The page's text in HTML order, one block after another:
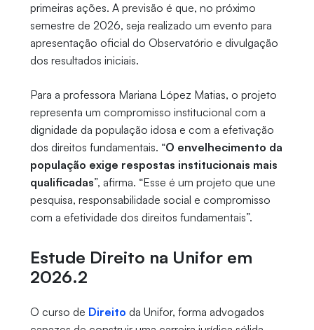
primeiras ações. A previsão é que, no próximo
semestre de 2026, seja realizado um evento para
apresentação oficial do Observatório e divulgação
dos resultados iniciais.
Para a professora Mariana López Matias, o projeto
representa um compromisso institucional com a
dignidade da população idosa e com a efetivação
dos direitos fundamentais. “O envelhecimento da
população exige respostas institucionais mais
qualificadas”, afirma. “Esse é um projeto que une
pesquisa, responsabilidade social e compromisso
com a efetividade dos direitos fundamentais”.
Estude Direito na Unifor em
2026.2
O curso de Direito da Unifor, forma advogados